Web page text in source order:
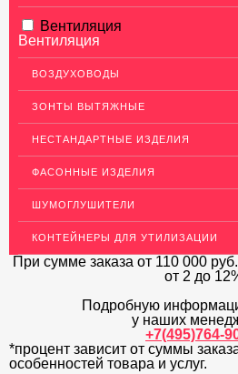
ЭЛЕКТРОДЫ
ДЕКОРАТИВНЫЙ УГОЛОК
МЕТАЛЛИЧЕСКИЕ ПОРОГИ
РАСКЛАДКА, ПЛИНТУС
ПОТОЛКИ
АКЦИИ
НЕДОРОГОЙ МЕТАЛЛОПРОКАТ
Вентиляция
Вентиляция
ВОЗДУХОВОДЫ
ЗОНТЫ ВЫТЯЖНЫЕ
НЕСТАНДАРТНЫЕ ИЗДЕЛИЯ
ФАСОННЫЕ ИЗДЕЛИЯ
ШУМОГЛУШИТЕЛИ
КОНТЕЙНЕРЫ ДЛЯ УТИЛИЗАЦИИ
При сумме заказа от 110 000 руб.
от 2 до
Подробную
у наших
+7(495)764-
*процент зависит от суммы
особенностей товара и услуг.